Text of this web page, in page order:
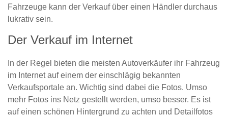
Fahrzeuge kann der Verkauf über einen Händler durchaus
lukrativ sein.
Der Verkauf im Internet
In der Regel bieten die meisten Autoverkäufer ihr Fahrzeug
im Internet auf einem der einschlägig bekannten
Verkaufsportale an. Wichtig sind dabei die Fotos. Umso
mehr Fotos ins Netz gestellt werden, umso besser. Es ist
auf einen schönen Hintergrund zu achten und Detailfotos